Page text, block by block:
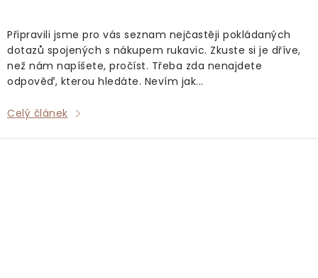
Připravili jsme pro vás seznam nejčastěji pokládaných
dotazů spojených s nákupem rukavic. Zkuste si je dříve,
než nám napíšete, pročíst. Třeba zda nenajdete
odpověď, kterou hledáte. Nevím jak...
Celý článek